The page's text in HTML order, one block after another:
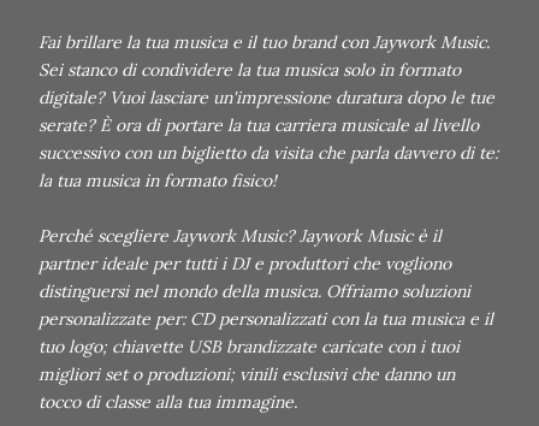
Fai brillare la tua musica e il tuo brand con Jaywork Music.
Sei stanco di condividere la tua musica solo in formato
digitale? Vuoi lasciare un'impressione duratura dopo le tue
serate? È ora di portare la tua carriera musicale al livello
successivo con un biglietto da visita che parla davvero di te:
la tua musica in formato fisico!
Perché scegliere Jaywork Music? Jaywork Music è il
partner ideale per tutti i DJ e produttori che vogliono
distinguersi nel mondo della musica. Offriamo soluzioni
personalizzate per: CD personalizzati con la tua musica e il
tuo logo; chiavette USB brandizzate caricate con i tuoi
migliori set o produzioni; vinili esclusivi che danno un
tocco di classe alla tua immagine.